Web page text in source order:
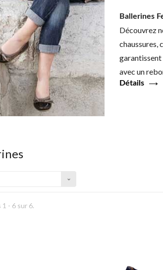
Ballerines
Découvrez
chaussures,
garantissent
avec un
Détails
- 6 sur 6.